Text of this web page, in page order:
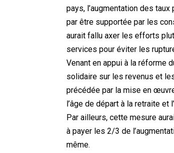
pays, l’augmentation des
par être supportée par les
aurait fallu axer les efforts
services pour éviter les
Venant en appui à la réforme
solidaire sur les revenus et
précédée par la mise en
l’âge de départ à la retraite et
Par ailleurs, cette mesure
à payer les 2/3 de
même.